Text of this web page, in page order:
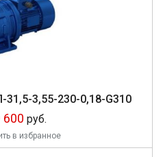
3,55-230-0,18-G310
600 руб.
в избранное